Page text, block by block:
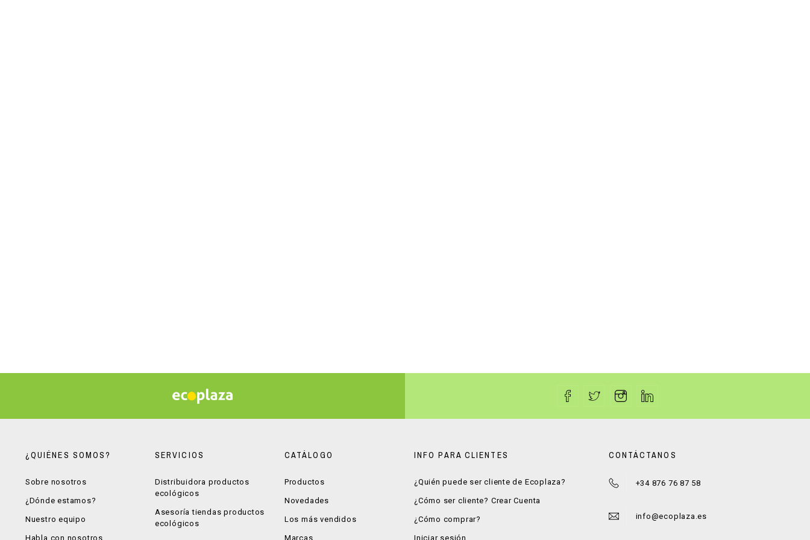
¿QUIÉNES SOMOS?
Sobre nosotros
¿Dónde estamos?
Nuestro equipo
Habla con nosotros
SERVICIOS
Distribuidora productos
ecológicos
Asesoría tiendas productos
ecológicos
CATÁLOGO
Productos
Novedades
Los más vendidos
Marcas
INFO PARA CLIENTES
¿Quién puede ser cliente de Ecoplaza?
¿Cómo ser cliente? Crear Cuenta
¿Cómo comprar?
Iniciar sesión
CONTÁCTANOS
+34 876 76 87 58
info@ecoplaza.es